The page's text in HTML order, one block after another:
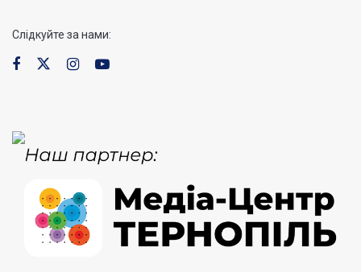
Слідкуйте за нами: